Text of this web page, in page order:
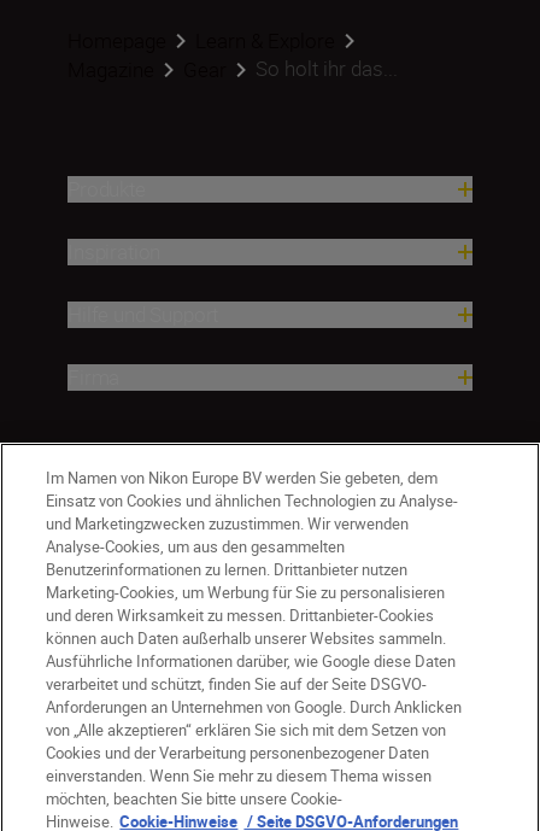
So holt ihr das...
DE Nikon Sites
Kontakt
Datenschutzhinweis
Nutzungsbedingungen
Geschäftsbedingungen des Nikon Stores
Cookie-Hinweise
Barrierefreiheit
Im Namen von Nikon Europe BV werden Sie gebeten, dem
Einsatz von Cookies und ähnlichen Technologien zu Analyse-
und Marketingzwecken zuzustimmen. Wir verwenden
Analyse-Cookies, um aus den gesammelten
Benutzerinformationen zu lernen. Drittanbieter nutzen
Marketing-Cookies, um Werbung für Sie zu personalisieren
und deren Wirksamkeit zu messen. Drittanbieter-Cookies
können auch Daten außerhalb unserer Websites sammeln.
Ausführliche Informationen darüber, wie Google diese Daten
verarbeitet und schützt, finden Sie auf der Seite DSGVO-
Anforderungen an Unternehmen von Google. Durch Anklicken
von „Alle akzeptieren“ erklären Sie sich mit dem Setzen von
Cookies und der Verarbeitung personenbezogener Daten
einverstanden. Wenn Sie mehr zu diesem Thema wissen
möchten, beachten Sie bitte unsere Cookie-
Hinweise. Cookie-Hinweise / Seite DSGVO-Anforderungen